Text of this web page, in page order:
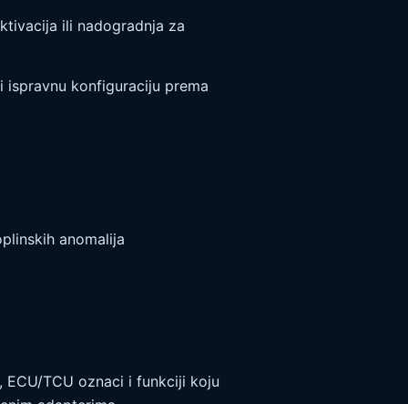
ili nadogradnja za
ispravnu konfiguraciju prema
anomalija
TCU oznaci i funkciji koju